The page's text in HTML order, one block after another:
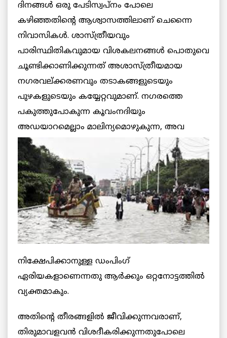
ദിനങ്ങള്‍ ഒരു പേടിസ്വപ്നം പോലെ
കഴിഞ്ഞതിന്റെ ആശ്വാസത്തിലാണ് ചെന്നൈ
നിവാസികള്‍. ശാസ്ത്രീയവും
പാരിസ്ഥിതികവുമായ വിശകലനങ്ങള്‍ പൊതുവെ
ചൂണ്ടിക്കാണിക്കുന്നത് അശാസ്ത്രീയമായ
നഗരവല്ക്കരണവും തടാകങ്ങളുടെയും
പുഴകളുടെയും കയ്യേറ്റവുമാണ്. നഗരത്തെ
പകുത്തുപോകുന്ന കൂവംനദിയും
അഡയാറമെല്ലാം മാലിന്യമൊഴുകുന്ന, അവ
നിക്ഷേപിക്കാനുള്ള ഡംപിംഗ്
ഏരിയകളാണെന്നതു ആര്‍ക്കും ഒറ്റനോട്ടത്തില്‍
വ്യക്തമാകും.
അതിന്റെ തീരങ്ങളില്‍ ജീവിക്കുന്നവരാണ്,
തിരുമാവളവന്‍ വിശദീകരിക്കുന്നതുപോലെ